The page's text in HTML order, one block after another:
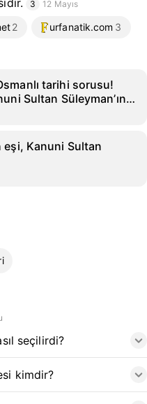
3 12 Mayıs
2 urfanatik.com 3
tarihi sorusu!
Sultan Süleyman’ın
eşi, Kanuni Sultan
seçilirdi?
kimdir?